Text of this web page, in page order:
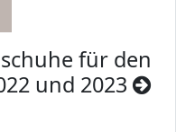
für den
und 2023